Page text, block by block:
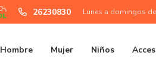
Hombre Mujer Niños
26230830 Lunes a domingos